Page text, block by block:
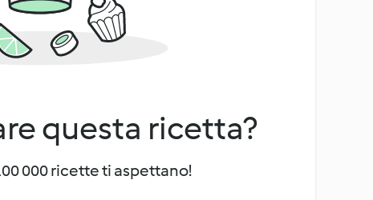
questa ricetta?
000 ricette ti aspettano!